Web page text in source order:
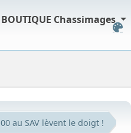
BOUTIQUE Chassimages
au SAV lèvent le doigt !